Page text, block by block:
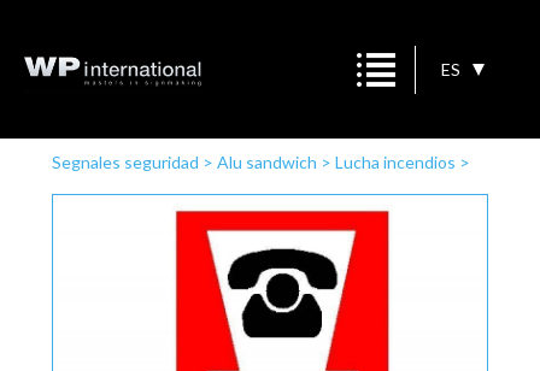
ES
Segnales seguridad > Alu sandwich > Lucha incendios >
Teléfono de incendio